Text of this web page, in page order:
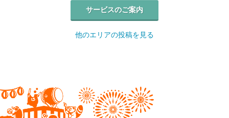
サービスのご案内
他のエリアの投稿を見る